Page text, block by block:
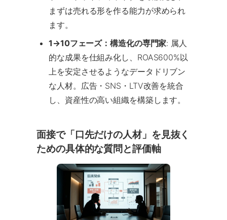
まずは売れる形を作る能力が求められ
ます。
1→10フェーズ：構造化の専門家: 属人
的な成果を仕組み化し、ROAS600%以
上を安定させるようなデータドリブン
な人材。広告・SNS・LTV改善を統合
し、資産性の高い組織を構築します。
面接で「口先だけの人材」を見抜く
ための具体的な質問と評価軸